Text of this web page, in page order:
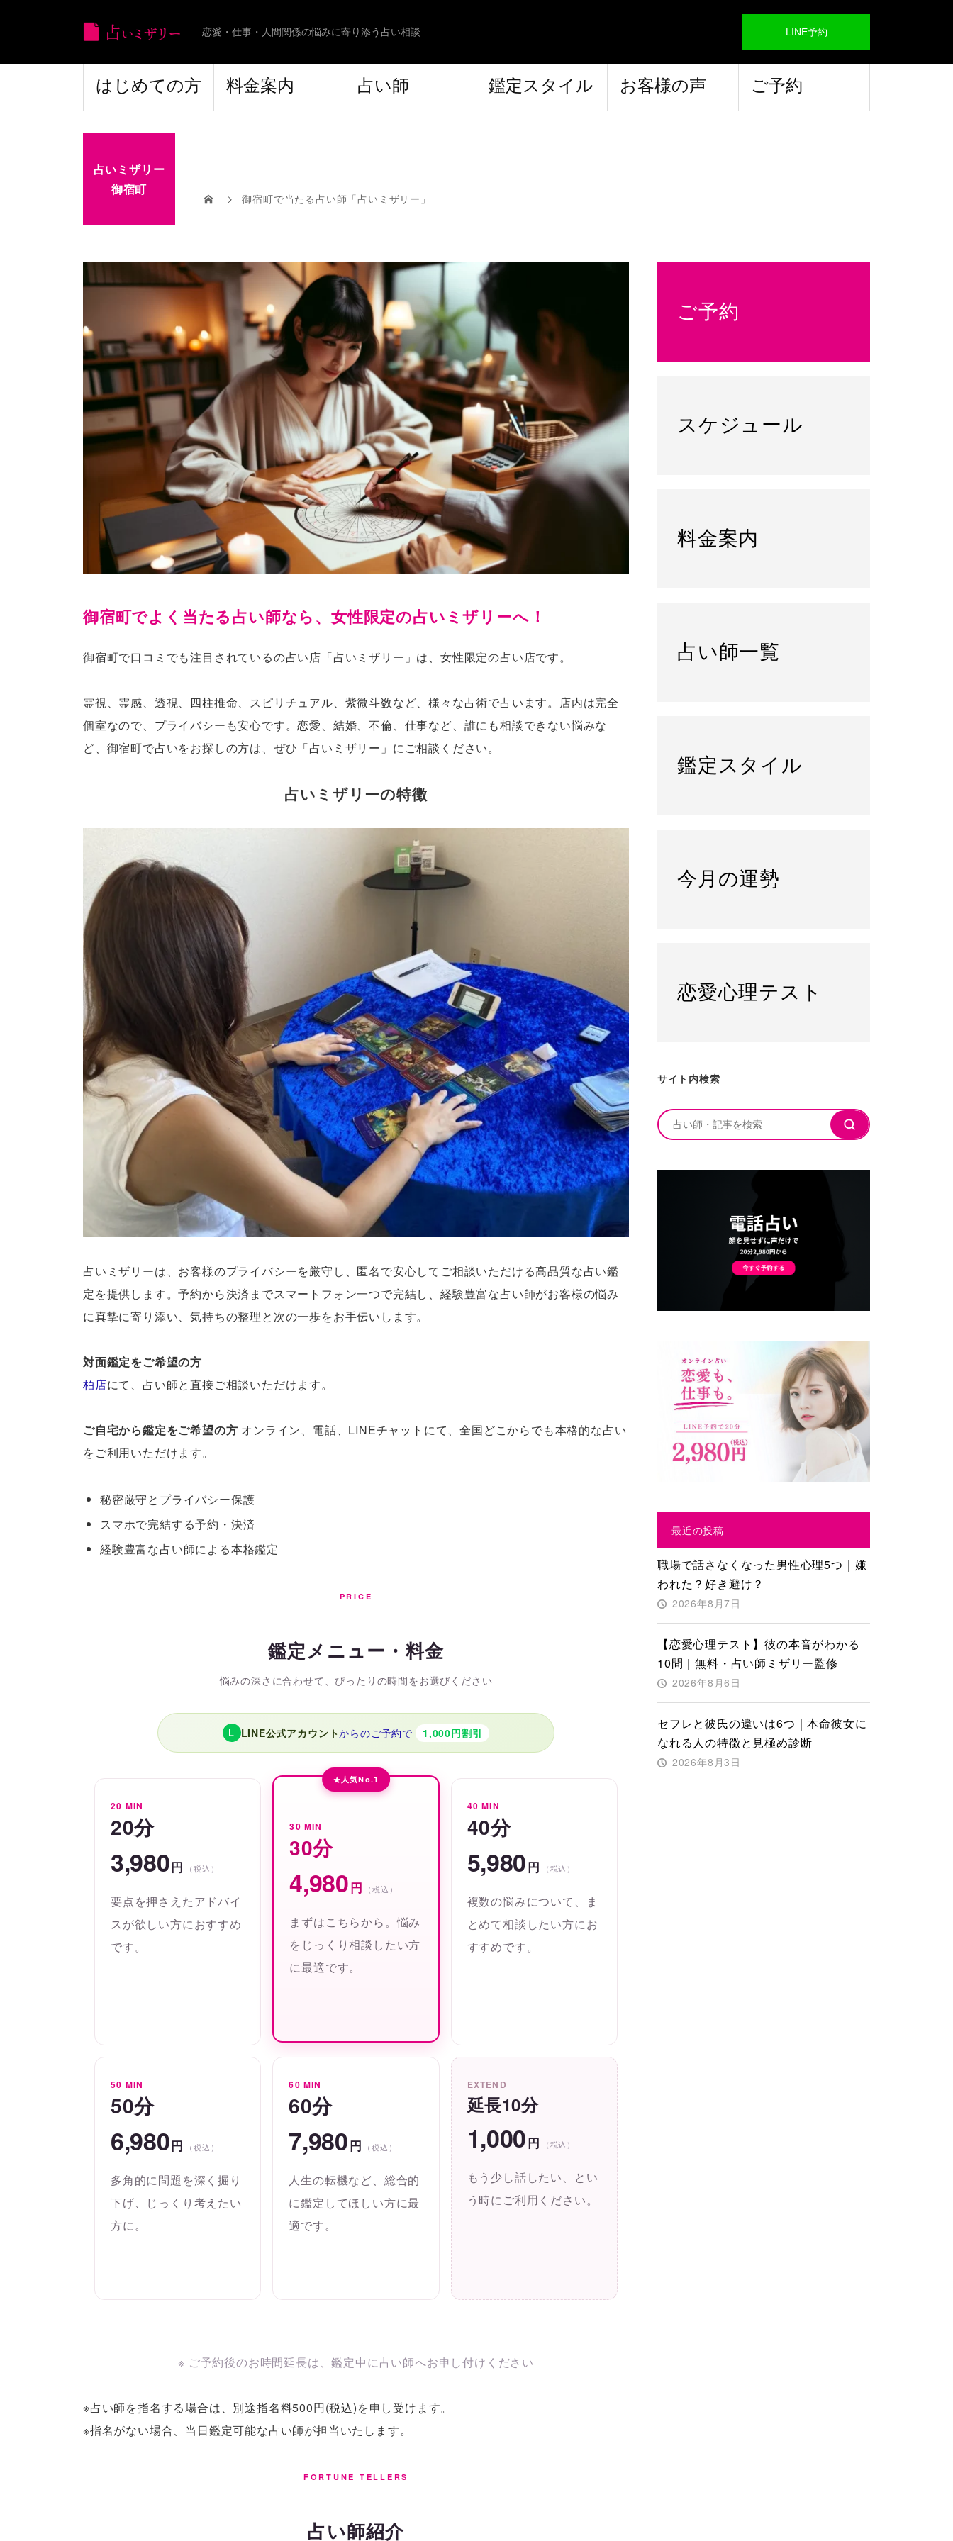
恋愛・仕事・人間関係の悩みに寄り添う占い相談 LINE予約
はじめての方 料金案内 占い師 鑑定スタイル お客様の声 ご予約
占いミザリー
御宿町
御宿町で当たる占い師「占いミザリー」
御宿町でよく当たる占い師なら、女性限定の占いミザリーへ！
御宿町で口コミでも注目されているの占い店「占いミザリー」は、女性限定の占い店です。
霊視、霊感、透視、四柱推命、スピリチュアル、紫微斗数など、様々な占術で占います。店内は完全
個室なので、プライバシーも安心です。恋愛、結婚、不倫、仕事など、誰にも相談できない悩みな
ど、御宿町で占いをお探しの方は、ぜひ「占いミザリー」にご相談ください。
占いミザリーの特徴
占いミザリーは、お客様のプライバシーを厳守し、匿名で安心してご相談いただける高品質な占い鑑
定を提供します。予約から決済までスマートフォン一つで完結し、経験豊富な占い師がお客様の悩み
に真摯に寄り添い、気持ちの整理と次の一歩をお手伝いします。
対面鑑定をご希望の方
柏店にて、占い師と直接ご相談いただけます。
ご自宅から鑑定をご希望の方 オンライン、電話、LINEチャットにて、全国どこからでも本格的な占い
をご利用いただけます。
秘密厳守とプライバシー保護
スマホで完結する予約・決済
経験豊富な占い師による本格鑑定
PRICE
鑑定メニュー・料金
悩みの深さに合わせて、ぴったりの時間をお選びください
L LINE公式アカウントからのご予約で 1,000円割引
20 MIN
20分
3,980円 （税込）
要点を押さえたアドバイ
スが欲しい方におすすめ
です。
人気No.1
30 MIN
30分
4,980円 （税込）
まずはこちらから。悩み
をじっくり相談したい方
に最適です。
40 MIN
40分
5,980円 （税込）
複数の悩みについて、ま
とめて相談したい方にお
すすめです。
50 MIN
50分
6,980円 （税込）
多角的に問題を深く掘り
下げ、じっくり考えたい
方に。
60 MIN
60分
7,980円 （税込）
人生の転機など、総合的
に鑑定してほしい方に最
適です。
EXTEND
延長10分
1,000円 （税込）
もう少し話したい、とい
う時にご利用ください。
※ ご予約後のお時間延長は、鑑定中に占い師へお申し付けください
※占い師を指名する場合は、別途指名料500円(税込)を申し受けます。
※指名がない場合、当日鑑定可能な占い師が担当いたします。
FORTUNE TELLERS
占い師紹介
ご予約
スケジュール
料金案内
占い師一覧
鑑定スタイル
今月の運勢
恋愛心理テスト
サイト内検索
最近の投稿
職場で話さなくなった男性心理5つ｜嫌
われた？好き避け？
2026年8月7日
【恋愛心理テスト】彼の本音がわかる
10問｜無料・占い師ミザリー監修
2026年8月6日
セフレと彼氏の違いは6つ｜本命彼女に
なれる人の特徴と見極め診断
2026年8月3日